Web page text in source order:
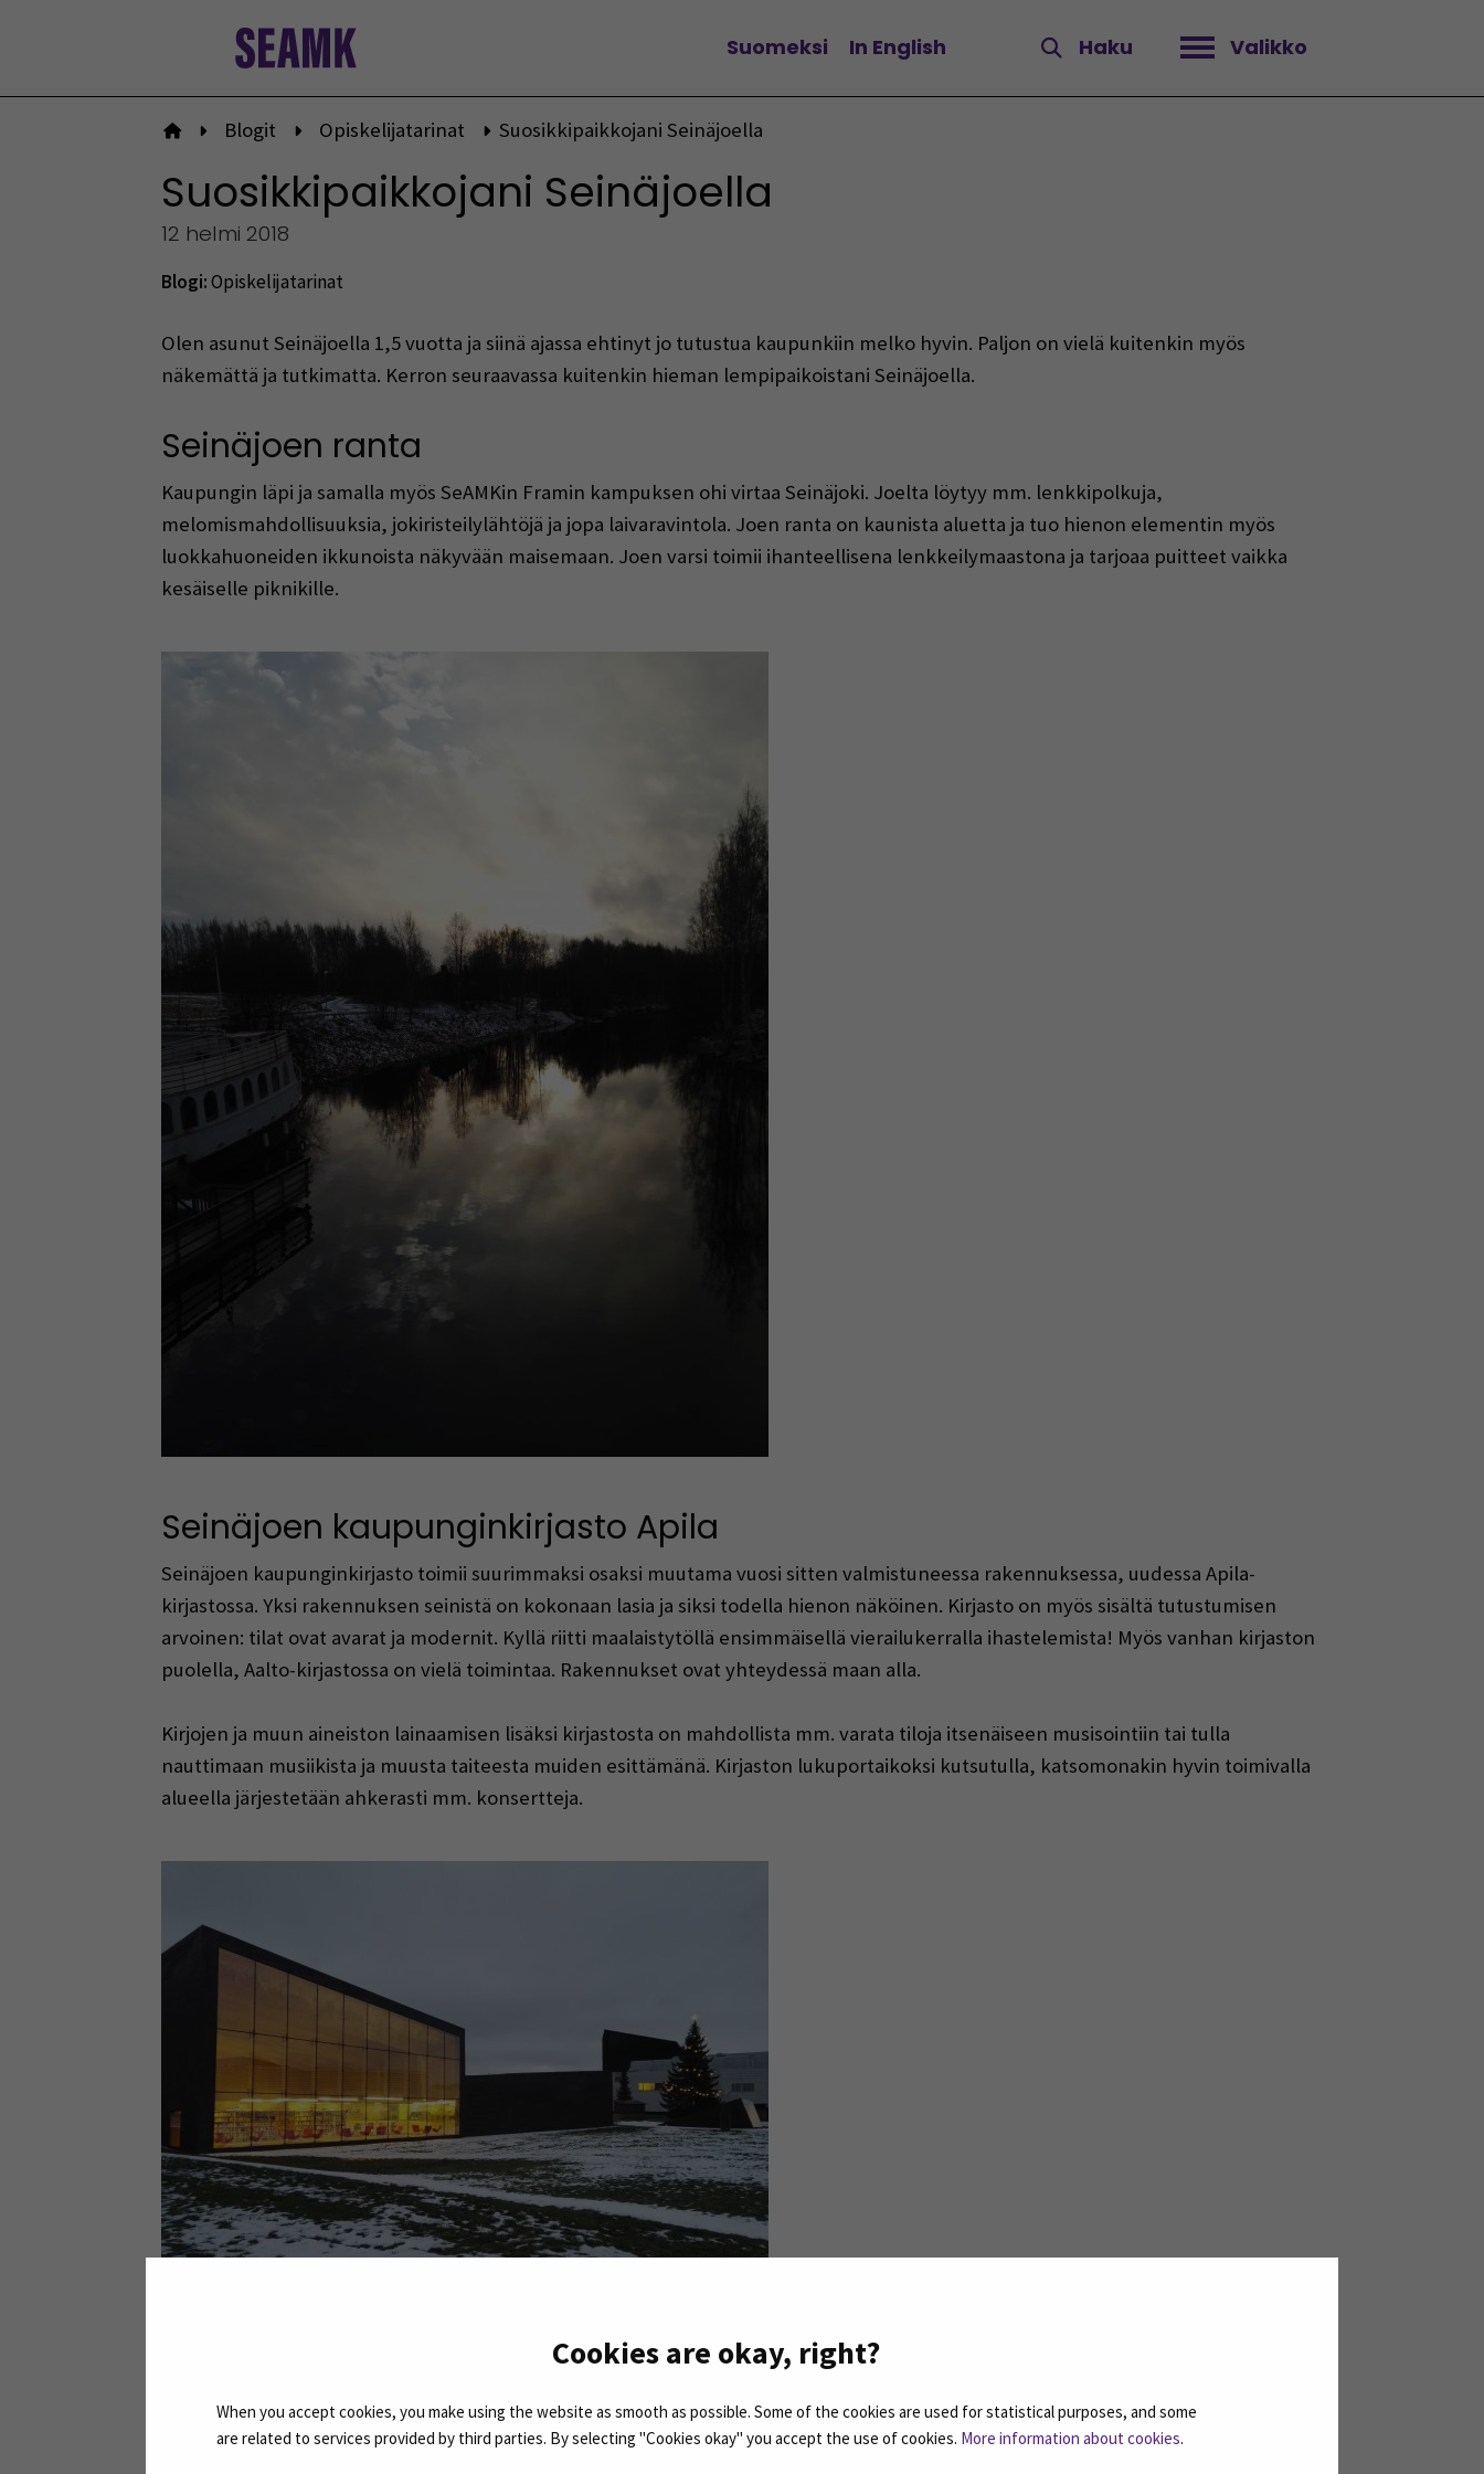
Cookies are okay, right?
When you accept cookies, you make using the website as smooth as possible. Some of the cookies are used for statistical purposes, and some
are related to services provided by third parties. By selecting "Cookies okay" you accept the use of cookies. More information about cookies.
Vaihda kieltä
Suomeksi In English Haku Valikko
Avaa valikko
Etusivulle
Blogit Opiskelijatarinat Suosikkipaikkojani Seinäjoella
Suosikkipaikkojani Seinäjoella
12 helmi 2018
Blogi:Opiskelijatarinat
Olen asunut Seinäjoella 1,5 vuotta ja siinä ajassa ehtinyt jo tutustua kaupunkiin melko hyvin. Paljon on vielä kuitenkin myös
näkemättä ja tutkimatta. Kerron seuraavassa kuitenkin hieman lempipaikoistani Seinäjoella.
Seinäjoen ranta
Kaupungin läpi ja samalla myös SeAMKin Framin kampuksen ohi virtaa Seinäjoki. Joelta löytyy mm. lenkkipolkuja,
melomismahdollisuuksia, jokiristeilylähtöjä ja jopa laivaravintola. Joen ranta on kaunista aluetta ja tuo hienon elementin myös
luokkahuoneiden ikkunoista näkyvään maisemaan. Joen varsi toimii ihanteellisena lenkkeilymaastona ja tarjoaa puitteet vaikka
kesäiselle piknikille.
Seinäjoen kaupunginkirjasto Apila
Seinäjoen kaupunginkirjasto toimii suurimmaksi osaksi muutama vuosi sitten valmistuneessa rakennuksessa, uudessa Apila-
kirjastossa. Yksi rakennuksen seinistä on kokonaan lasia ja siksi todella hienon näköinen. Kirjasto on myös sisältä tutustumisen
arvoinen: tilat ovat avarat ja modernit. Kyllä riitti maalaistytöllä ensimmäisellä vierailukerralla ihastelemista! Myös vanhan kirjaston
puolella, Aalto-kirjastossa on vielä toimintaa. Rakennukset ovat yhteydessä maan alla.
Kirjojen ja muun aineiston lainaamisen lisäksi kirjastosta on mahdollista mm. varata tiloja itsenäiseen musisointiin tai tulla
nauttimaan musiikista ja muusta taiteesta muiden esittämänä. Kirjaston lukuportaikoksi kutsutulla, katsomonakin hyvin toimivalla
alueella järjestetään ahkerasti mm. konsertteja.
Seinäjoenkaupunginteatteri sijaitsee Aalto-keskuksessa, aivan Apila-kirjaston vieressä. Kaupunginteatterilla tosin on näyttämöitä